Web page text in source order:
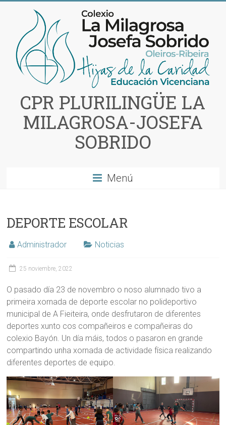
contenido
CPR PLURILINGÜE LA
MILAGROSA-JOSEFA
SOBRIDO
Menú
DEPORTE ESCOLAR
Administrador Noticias
25 noviembre, 2022
O pasado día 23 de novembro o noso alumnado tivo a
primeira xornada de deporte escolar no polideportivo
municipal de A Fieiteira, onde desfrutaron de diferentes
deportes xunto cos compañeiros e compañeiras do
colexio Bayón. Un día máis, todos o pasaron en grande
compartindo unha xornada de actividade física realizando
diferentes deportes de equipo.